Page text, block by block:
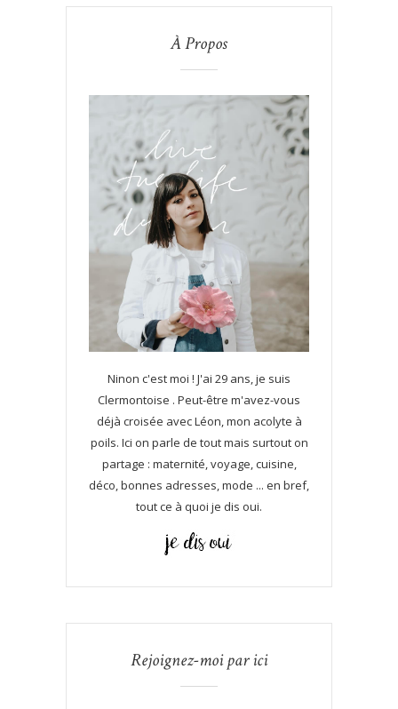
À Propos
Ninon c'est moi ! J'ai 29 ans, je suis
Clermontoise . Peut-être m'avez-vous
déjà croisée avec Léon, mon acolyte à
poils. Ici on parle de tout mais surtout on
partage : maternité, voyage, cuisine,
déco, bonnes adresses, mode ... en bref,
tout ce à quoi je dis oui.
Rejoignez-moi par ici